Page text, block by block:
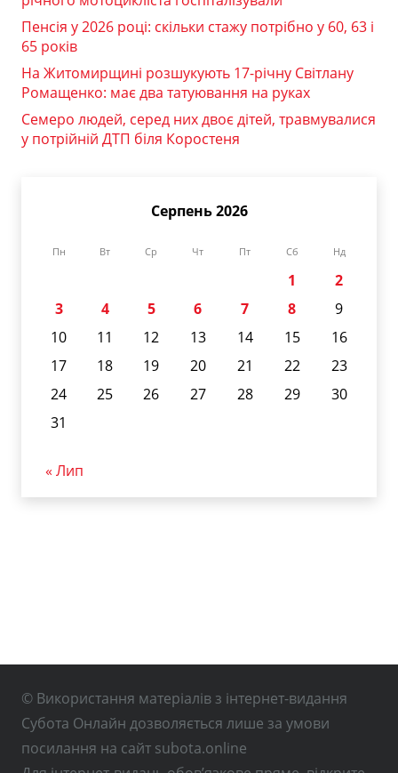
Пенсія у 2026 році: скільки стажу потрібно у 60, 63 і
65 років
На Житомирщині розшукують 17-річну Світлану
Ромащенко: має два татуювання на руках
Семеро людей, серед них двоє дітей, травмувалися
у потрійній ДТП біля Коростеня
Серпень 2026
Пн Вт Ср Чт Пт Сб Нд
1
2
3
4 5 6 7 8
9
10
11 12 13 14 15
16
17
18 19 20 21 22
23
24
25 26 27 28 29
30
31
« Лип
© Використання матеріалів з інтернет-видання
Субота Онлайн дозволяється лише за умови
посилання на сайт subota.online